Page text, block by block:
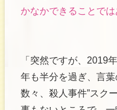
かなかできることでは
「突然ですが、2019
年も半分を過ぎ、言
数々、殺人事件”スク